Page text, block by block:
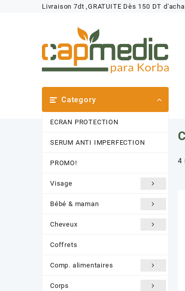
Livraison 7dt ,GRATUITE Dès 150 DT
Category
ECRAN PROTECTION
SERUM ANTI IMPERFECTION
PROMO!
Visage
Bébé & maman
Cheveux
Coffrets
Comp. alimentaires
Corps
4